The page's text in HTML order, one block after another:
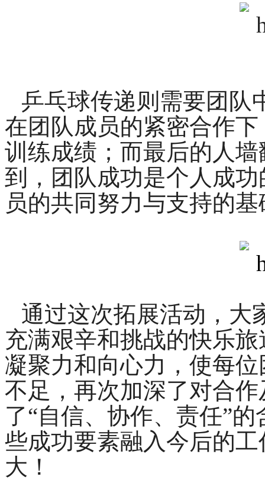
乒乓球传递则需要团队
在团队成员的紧密合作
训练成绩；而最后的人
到，团队成功是个人成
员的共同努力与支持的
通过这次拓展活动，大
充满艰辛和挑战的快乐
凝聚力和向心力，使每
不足，再次加深了对合
了“自信、协作、责任”
些成功要素融入今后的
大！